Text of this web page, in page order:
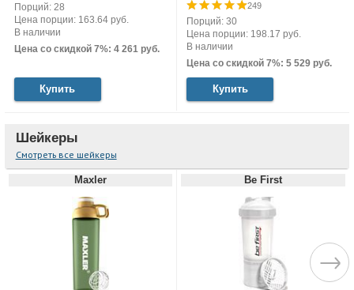
Порций: 28
Цена порции: 163.64 руб.
В наличии
Цена со скидкой 7%: 4 261 руб.
Купить
249
Порций: 30
Цена порции: 198.17 руб.
В наличии
Цена со скидкой 7%: 5 529 руб.
Купить
Шейкеры
Смотреть все шейкеры
Maxler Be First